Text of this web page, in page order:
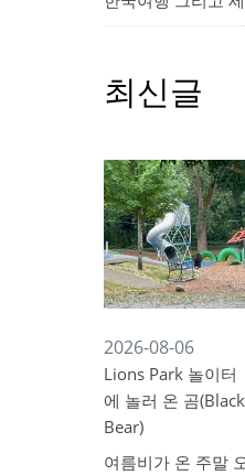
최신글
2026-08-06
Lions Park 놀이터
에 놀러 온 곰(Black
Bear)
여름비가 온 주말